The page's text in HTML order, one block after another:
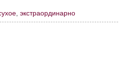
,экстраординарно